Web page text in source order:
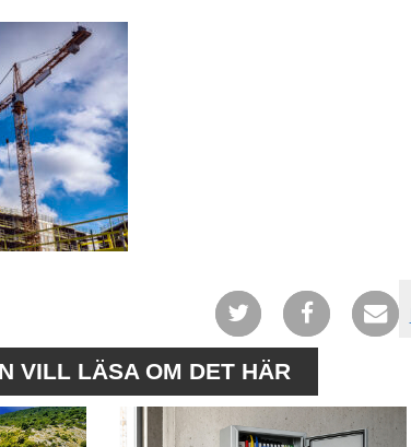
VILL LÄSA OM DET HÄR